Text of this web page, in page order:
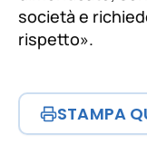
società e
rispetto».
STAMPA